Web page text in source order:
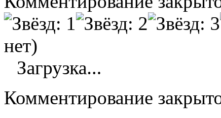
нет)
Загрузка...
Комментирование